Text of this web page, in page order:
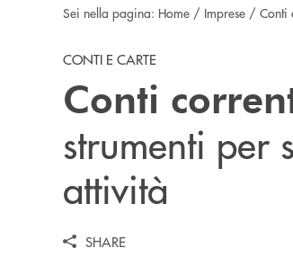
Sei nella pagina: Home / Imprese / Conti
CONTI E CARTE
Conti
strumenti per
attività
SHARE